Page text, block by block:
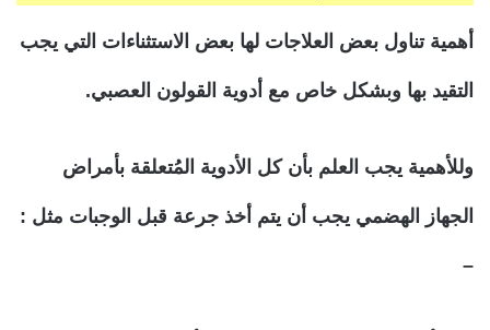
أهمية تناول بعض العلاجات لها بعض الاستثناءات التي يجب
التقيد بها وبشكل خاص مع أدوية القولون العصبي.
وللأهمية يجب العلم بأن كل الأدوية المُتعلقة بأمراض
الجهاز الهضمي يجب أن يتم أخذ جرعة قبل الوجبات مثل :
–